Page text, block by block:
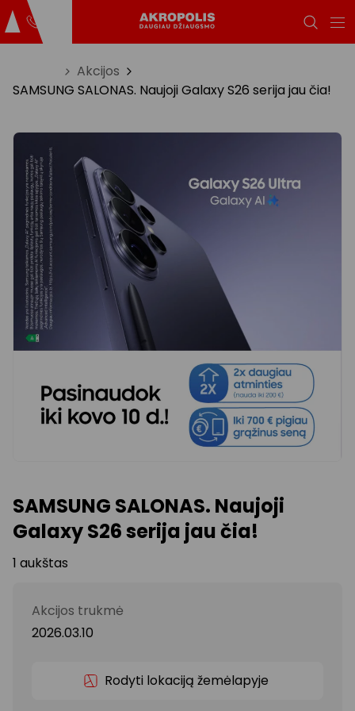
Akcijos
SAMSUNG SALONAS. Naujoji Galaxy S26 serija jau čia!
SAMSUNG SALONAS. Naujoji
Galaxy S26 serija jau čia!
1 aukštas
Akcijos trukmė
2026.03.10
Rodyti lokaciją žemėlapyje